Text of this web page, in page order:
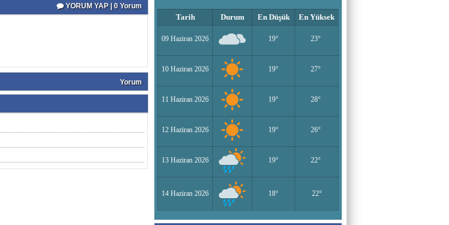
YORUM YAP | 0 Yorum
Yorum
Tarih Durum En Düşük En Yüksek
09 Haziran 2026 19° 23°
10 Haziran 2026 19° 27°
11 Haziran 2026 19° 28°
12 Haziran 2026 19° 26°
13 Haziran 2026 19° 22°
14 Haziran 2026 18° 22°